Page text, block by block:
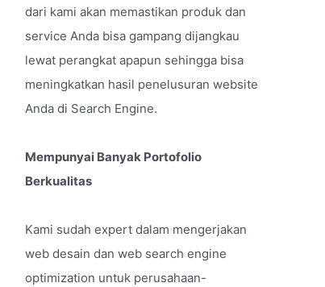
dari kami akan memastikan produk dan
service Anda bisa gampang dijangkau
lewat perangkat apapun sehingga bisa
meningkatkan hasil penelusuran website
Anda di Search Engine.
Mempunyai Banyak Portofolio
Berkualitas
Kami sudah expert dalam mengerjakan
web desain dan web search engine
optimization untuk perusahaan-